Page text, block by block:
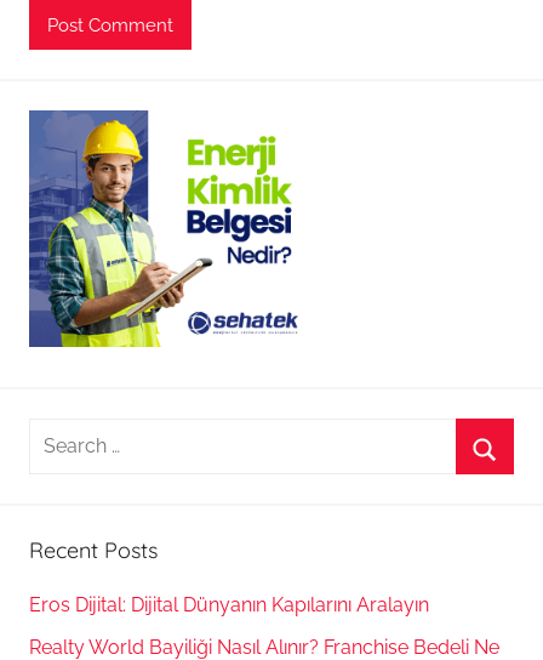
Search
Recent Posts
Eros Dijital: Dijital Dünyanın Kapılarını Aralayın
Realty World Bayiliği Nasıl Alınır? Franchise Bedeli Ne